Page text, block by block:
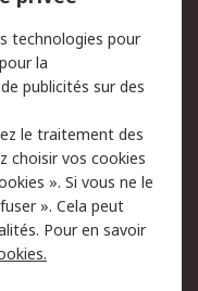
des E-mails
anti-
technologies pour
la
publicités sur des
le traitement des
choisir vos cookies
». Si vous ne le
». Cela peut
Pour en savoir